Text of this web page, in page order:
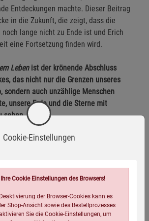
Entdeckungen machte. Dieser Beitrag
in die Zukunft, die zeigt, dass die
noch lange nicht zu Ende ist und Erich
eine Fortsetzung finden wird.
Lebenist der krönende Abschluss
das nicht nur die Grenzen unseres
sondern auch unzählige Menschen
unsere Erde und die Sterne mit
sehen.
Cookie-Einstellungen
Cookie Einstellungen des Browsers!
der Browser-Cookies kann es
Shop-Ansicht sowie des Bestellprozesses
Sie die Cookie-Einstellungen, um